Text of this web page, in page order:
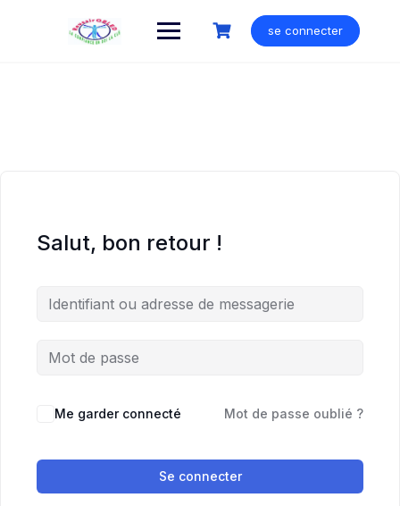
se connecter
Salut, bon retour !
Me garder connecté Mot de passe oublié ?
Se connecter